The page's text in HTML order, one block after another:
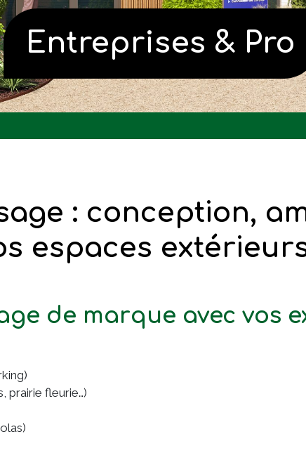
Entreprises & Pro
: conception,
espaces
de marque avec vos
prairie fleurie…)